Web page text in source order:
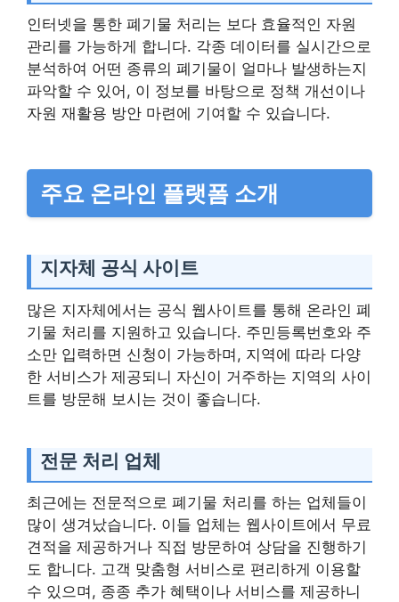
인터넷을 통한 폐기물 처리는 보다 효율적인 자원
관리를 가능하게 합니다. 각종 데이터를 실시간으로
분석하여 어떤 종류의 폐기물이 얼마나 발생하는지
파악할 수 있어, 이 정보를 바탕으로 정책 개선이나
자원 재활용 방안 마련에 기여할 수 있습니다.
주요 온라인 플랫폼 소개
지자체 공식 사이트
많은 지자체에서는 공식 웹사이트를 통해 온라인 폐
기물 처리를 지원하고 있습니다. 주민등록번호와 주
소만 입력하면 신청이 가능하며, 지역에 따라 다양
한 서비스가 제공되니 자신이 거주하는 지역의 사이
트를 방문해 보시는 것이 좋습니다.
전문 처리 업체
최근에는 전문적으로 폐기물 처리를 하는 업체들이
많이 생겨났습니다. 이들 업체는 웹사이트에서 무료
견적을 제공하거나 직접 방문하여 상담을 진행하기
도 합니다. 고객 맞춤형 서비스로 편리하게 이용할
수 있으며, 종종 추가 혜택이나 서비스를 제공하니